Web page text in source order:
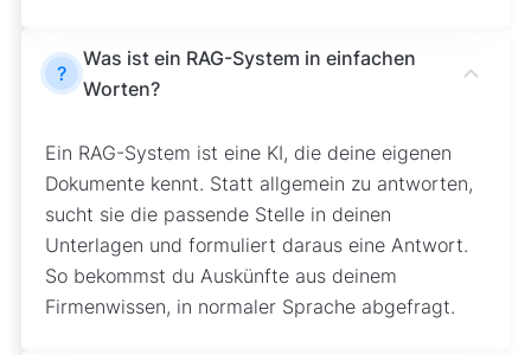
?
Was ist ein RAG-System in einfachen
Worten?
Ein RAG-System ist eine KI, die deine eigenen
Dokumente kennt. Statt allgemein zu antworten,
sucht sie die passende Stelle in deinen
Unterlagen und formuliert daraus eine Antwort.
So bekommst du Auskünfte aus deinem
Firmenwissen, in normaler Sprache abgefragt.